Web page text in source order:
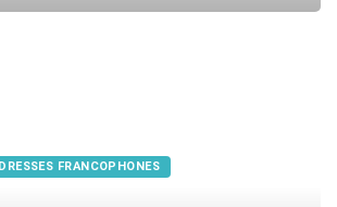
FRANCOPHONES